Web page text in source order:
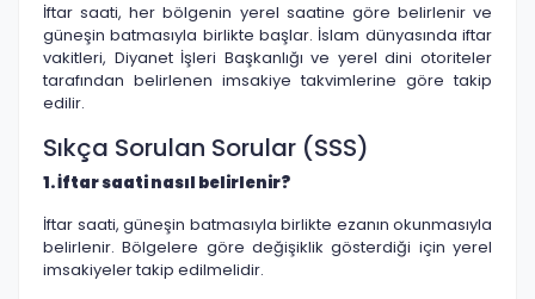
İftar saati, her bölgenin yerel saatine göre belirlenir ve
güneşin batmasıyla birlikte başlar. İslam dünyasında iftar
vakitleri, Diyanet İşleri Başkanlığı ve yerel dini otoriteler
tarafından belirlenen imsakiye takvimlerine göre takip
edilir.
Sıkça Sorulan Sorular (SSS)
1. İftar saati nasıl belirlenir?
İftar saati, güneşin batmasıyla birlikte ezanın okunmasıyla
belirlenir. Bölgelere göre değişiklik gösterdiği için yerel
imsakiyeler takip edilmelidir.